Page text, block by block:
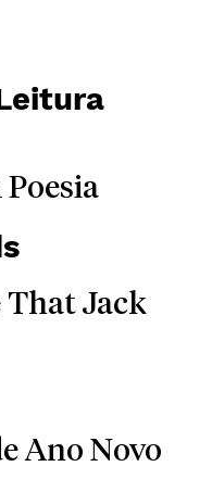
That Jack
Ano Novo